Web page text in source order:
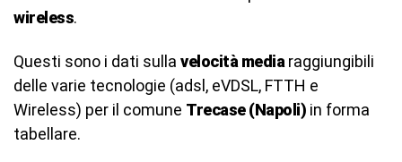
wireless.
Questi sono i dati sulla velocità media raggiungibili
delle varie tecnologie (adsl, eVDSL, FTTH e
Wireless) per il comune Trecase (Napoli) in forma
tabellare.